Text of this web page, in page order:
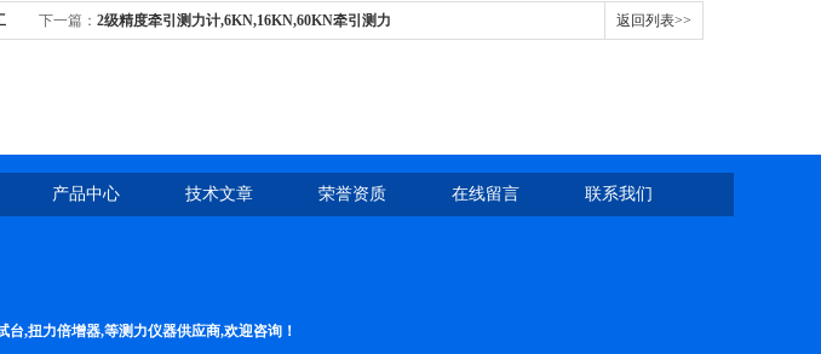
下一篇： 2级精度牵引测力计,6KN,16KN,60KN牵引测力 返回列表>>
产品中心 技术文章 荣誉资质 在线留言 联系我们
台,扭力倍增器,等测力仪器供应商,欢迎咨询！